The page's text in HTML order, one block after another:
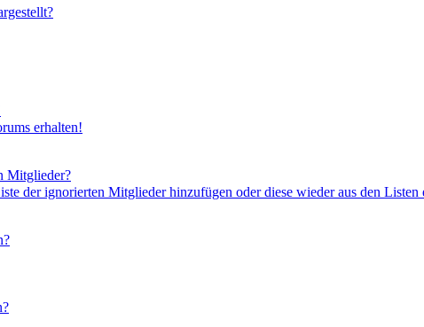
erhalten!
Mitglieder?
der ignorierten Mitglieder hinzufügen oder diese wieder aus den Listen